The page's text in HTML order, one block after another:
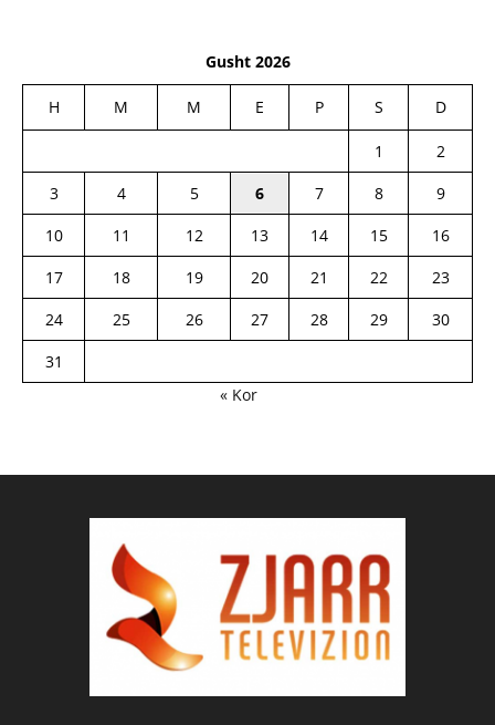
Gusht 2026
H M M E P S D
1
2
3
4 5 6 7 8
9
10
11 12 13 14 15
16
17
18 19 20 21 22
23
24
25 26 27 28 29
30
31
« Kor